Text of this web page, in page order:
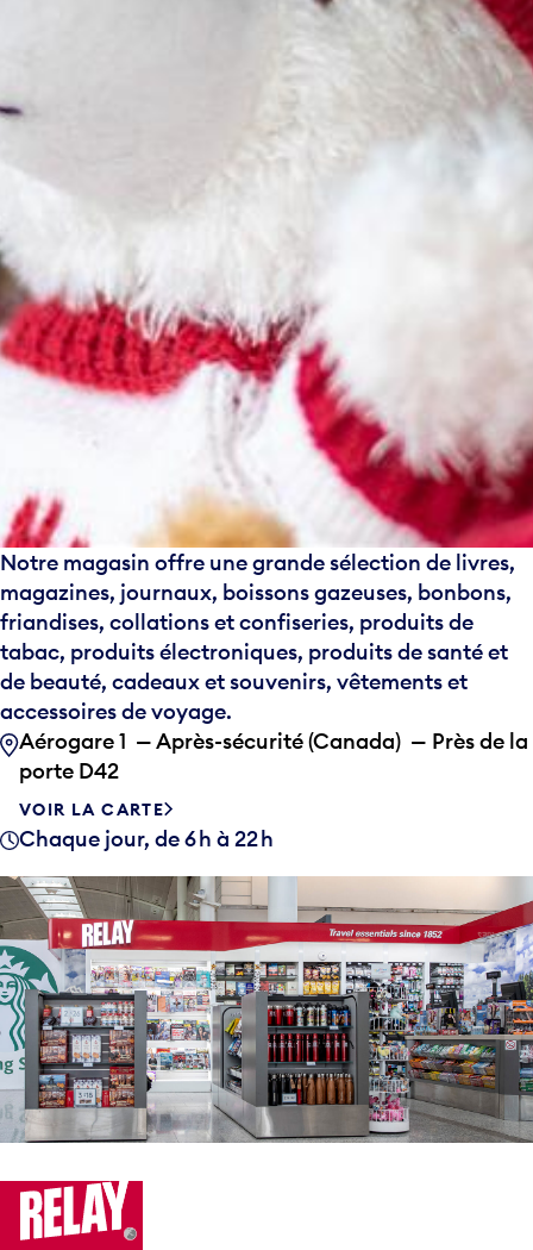
Notre magasin offre une grande sélection de livres,
magazines, journaux, boissons gazeuses, bonbons,
friandises, collations et confiseries, produits de
tabac, produits électroniques, produits de santé et
de beauté, cadeaux et souvenirs, vêtements et
accessoires de voyage.
Aérogare 1 — Après-sécurité (Canada) — Près de la
porte D42
VOIR LA CARTE
Chaque jour, de 6 h à 22 h